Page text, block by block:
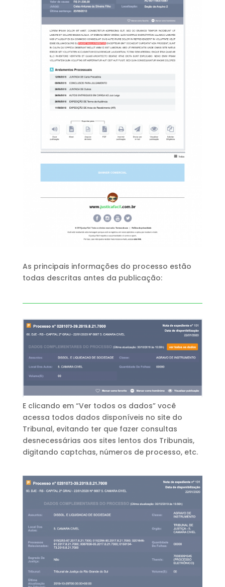
As principais informações do processo estão
todas descritas antes da publicação:
E clicando em “Ver todos os dados” você
acessa todos dados disponíveis no site do
Tribunal, evitando ter que fazer consultas
desnecessárias aos sites lentos dos Tribunais,
digitando captchas, números de processo, etc.